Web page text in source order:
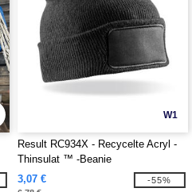
W1
Result RC934X - Recycelte Acryl -
Thinsulat ™ -Beanie
3,07 €
-55%